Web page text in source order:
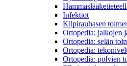
Infektiot
Kilpirauhasen
Ortopedia: jalkojen
Ortopedia: selän
Ortopedia:
Ortopedia: polvien